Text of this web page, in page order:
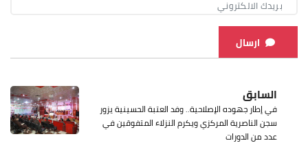
ارسال
السابق
في إطار جهوده الإصلاحية.. وفد العتبة الحسينية يزور
سجن الناصرية المركزي ويكرم النزلاء المتفوقين في
عدد من الدورات